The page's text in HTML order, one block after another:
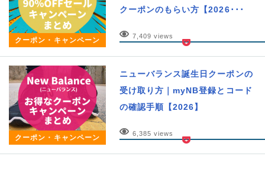
クーポン・キャンペーン
クーポンのもらい方【2026･･･
7,409 views
クーポン・キャンペーン
ニューバランス誕生日クーポンの
受け取り方｜myNB登録とコード
の確認手順【2026】
6,385 views